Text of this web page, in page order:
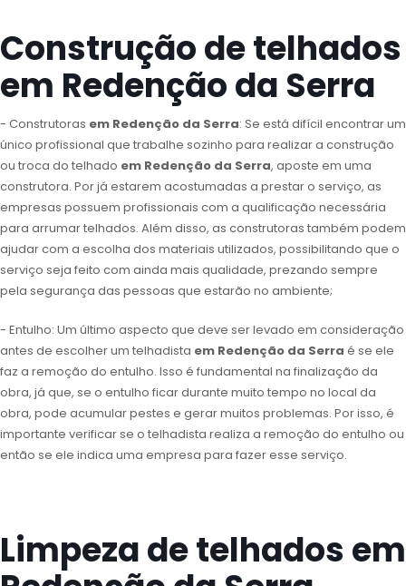
Construção de telhados
em Redenção da Serra
- Construtoras em Redenção da Serra: Se está difícil encontrar um
único profissional que trabalhe sozinho para realizar a construção
ou troca do telhado em Redenção da Serra, aposte em uma
construtora. Por já estarem acostumadas a prestar o serviço, as
empresas possuem profissionais com a qualificação necessária
para arrumar telhados. Além disso, as construtoras também podem
ajudar com a escolha dos materiais utilizados, possibilitando que o
serviço seja feito com ainda mais qualidade, prezando sempre
pela segurança das pessoas que estarão no ambiente;
- Entulho: Um último aspecto que deve ser levado em consideração
antes de escolher um telhadista em Redenção da Serra é se ele
faz a remoção do entulho. Isso é fundamental na finalização da
obra, já que, se o entulho ficar durante muito tempo no local da
obra, pode acumular pestes e gerar muitos problemas. Por isso, é
importante verificar se o telhadista realiza a remoção do entulho ou
então se ele indica uma empresa para fazer esse serviço.
Limpeza de telhados em